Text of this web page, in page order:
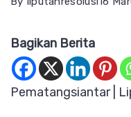
Bagikan Berita
Pematangsiantar |